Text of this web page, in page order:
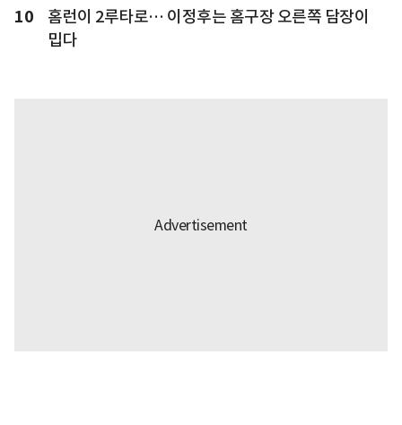
10
홈런이 2루타로… 이정후는 홈구장 오른쪽 담장이
밉다